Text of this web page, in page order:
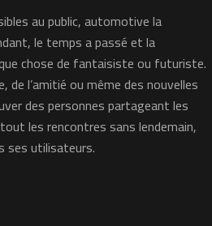
au public, automotive la
le temps a passé et la
chose de fantaisiste ou futuriste.
de l’amitié ou même des nouvelles
des personnes partageant les
les rencontres sans lendemain,
ses utilisateurs.